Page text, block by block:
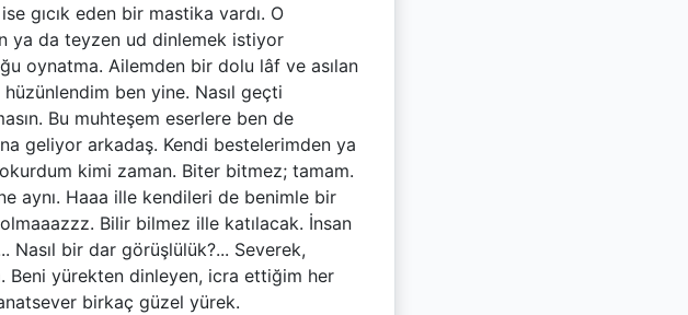
gıcık eden bir mastika vardı. O
ya da teyzen ud dinlemek istiyor
oynatma. Ailemden bir dolu lâf ve asılan
ben yine. Nasıl geçti
Bu muhteşem eserlere ben de
geliyor arkadaş. Kendi bestelerimden ya
kimi zaman. Biter bitmez; tamam.
aynı. Haaa ille kendileri de benimle bir
Bilir bilmez ille katılacak. İnsan
Nasıl bir dar görüşlülük?... Severek,
Beni yürekten dinleyen, icra ettiğim her
birkaç güzel yürek.